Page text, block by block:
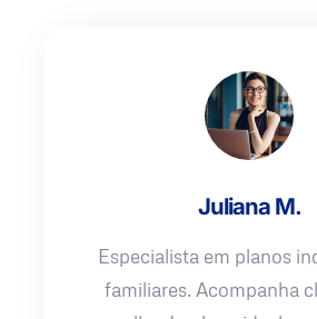
Juliana M.
Especialista em planos
familiares. Acompanha